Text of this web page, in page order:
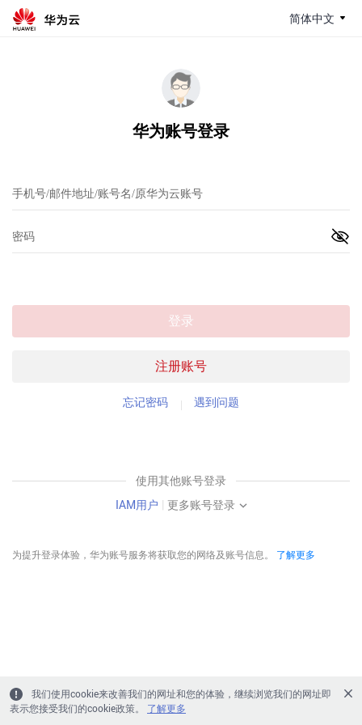
简体中文
华为账号登录
注册账号
登录
忘记密码 遇到问题
使用其他账号登录
IAM用户 | 更多账号登录
为提升登录体验，华为账号服务将获取您的网络及账号信息。 了解更多
我们使用cookie来改善我们的网址和您的体验，继续浏览我们的网址即
表示您接受我们的cookie政策。
了解更多